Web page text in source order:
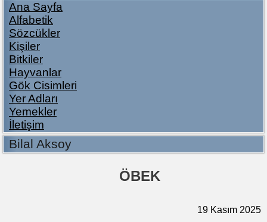
Ana Sayfa
Alfabetik
Sözcükler
Kişiler
Bitkiler
Hayvanlar
Gök Cisimleri
Yer Adları
Yemekler
İletişim
Bilal Aksoy
ÖBEK
19 Kasım 2025